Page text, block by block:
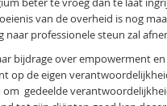
van de overheid is nog
naar professionele steun zal
bijdrage over empowerment
op de eigen
om gedeelde